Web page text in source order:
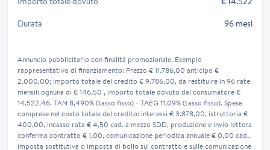
Durata
96 mesi
Annuncio pubblicitario con finalità promozionale. Esempio
rappresentativo di finanziamento: Prezzo € 11.786,00 anticipo €
2.000,00; importo totale del credito € 9.786,00, da restituire in 96 rate
mensili ognuna di € 146,50 , importo totale dovuto dal consumatore €
14.522,46. TAN 8,490% (tasso fisso) - TAEG 11,09% (tasso fisso). Spese
comprese nel costo totale del credito: interessi € 3.878,00, istruttoria €
400,00, incasso rata € 4,50 cad. a mezzo SDD, produzione e invio lettera
conferma contratto € 1,00, comunicazione periodica annuale € 0,00 cad.,
imposta sostitutiva o imposta di bollo sul contratto e sulle comunicazione